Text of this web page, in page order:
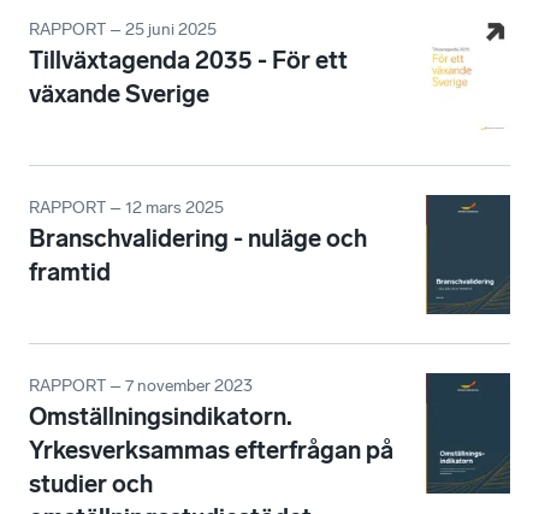
RAPPORT – 25 juni 2025
Tillväxtagenda 2035 - För ett
växande Sverige
RAPPORT – 12 mars 2025
Branschvalidering - nuläge och
framtid
RAPPORT – 7 november 2023
Omställningsindikatorn.
Yrkesverksammas efterfrågan på
studier och